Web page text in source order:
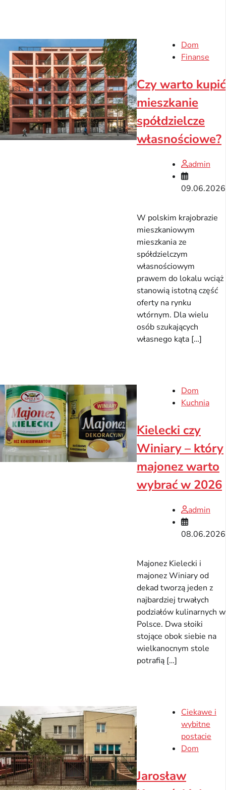
Dom
Finanse
Czy warto kupić
mieszkanie
spółdzielcze
własnościowe?
admin
09.06.2026
W polskim krajobrazie
mieszkaniowym
mieszkania ze
spółdzielczym
własnościowym
prawem do lokalu wciąż
stanowią istotną część
oferty na rynku
wtórnym. Dla wielu
osób szukających
własnego kąta […]
Dom
Kuchnia
Kielecki czy
Winiary – który
majonez warto
wybrać w 2026
admin
08.06.2026
Majonez Kielecki i
majonez Winiary od
dekad tworzą jeden z
najbardziej trwałych
podziałów kulinarnych w
Polsce. Dwa słoiki
stojące obok siebie na
wielkanocnym stole
potrafią […]
Ciekawe i
wybitne
postacie
Dom
Jarosław